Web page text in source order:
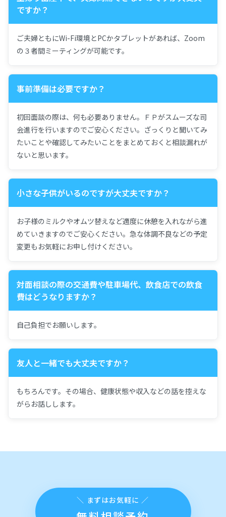
ですか？
ご夫婦ともにWi-Fi環境とPCかタブレットがあれば、Zoom
の３者間ミーティングが可能です。
事前準備は必要ですか？
初回面談の際は、何も必要ありません。ＦＰがスムーズな司
会進行を行いますのでご安心ください。ざっくりと聞いてみ
たいことや確認してみたいことをまとめておくと相談漏れが
ないと思います。
小さな子供がいるのですが大丈夫ですか？
お子様のミルクやオムツ替えなど適度に休憩を入れながら進
めていきますのでご安心ください。急な体調不良などの予定
変更もお気軽にお申し付けください。
対面相談の際の交通費や駐車場代、飲食店での飲食
費はどうなりますか？
自己負担でお願いします。
友人と一緒でも大丈夫ですか？
もちろんです。その場合、健康状態や収入などの話を控えな
がらお話しします。